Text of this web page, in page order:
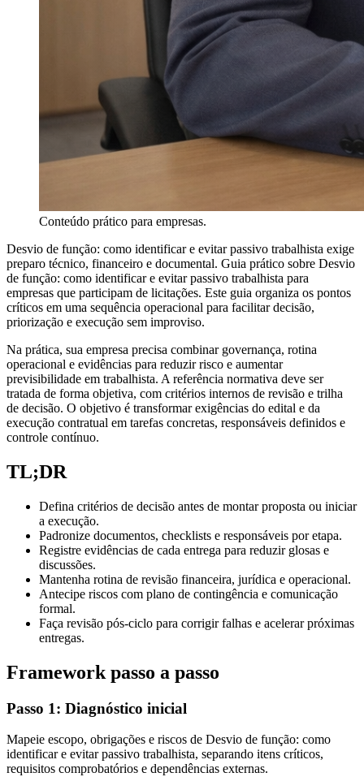
Conteúdo prático para empresas.
Desvio de função: como identificar e evitar passivo trabalhista exige
preparo técnico, financeiro e documental. Guia prático sobre Desvio
de função: como identificar e evitar passivo trabalhista para
empresas que participam de licitações. Este guia organiza os pontos
críticos em uma sequência operacional para facilitar decisão,
priorização e execução sem improviso.
Na prática, sua empresa precisa combinar governança, rotina
operacional e evidências para reduzir risco e aumentar
previsibilidade em trabalhista. A referência normativa deve ser
tratada de forma objetiva, com critérios internos de revisão e trilha
de decisão. O objetivo é transformar exigências do edital e da
execução contratual em tarefas concretas, responsáveis definidos e
controle contínuo.
TL;DR
Defina critérios de decisão antes de montar proposta ou iniciar
a execução.
Padronize documentos, checklists e responsáveis por etapa.
Registre evidências de cada entrega para reduzir glosas e
discussões.
Mantenha rotina de revisão financeira, jurídica e operacional.
Antecipe riscos com plano de contingência e comunicação
formal.
Faça revisão pós-ciclo para corrigir falhas e acelerar próximas
entregas.
Framework passo a passo
Passo 1: Diagnóstico inicial
Mapeie escopo, obrigações e riscos de Desvio de função: como
identificar e evitar passivo trabalhista, separando itens críticos,
requisitos comprobatórios e dependências externas.